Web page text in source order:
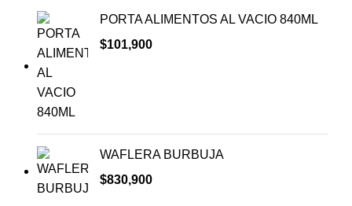
PORTA ALIMENTOS AL VACIO 840ML
$101,900
WAFLERA BURBUJA
$830,900